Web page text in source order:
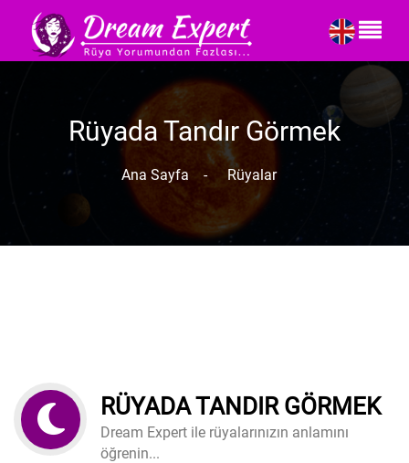
Rüyada Tandır Görmek
Ana Sayfa - Rüyalar
RÜYADA TANDIR GÖRMEK
Dream Expert ile rüyalarınızın anlamını
öğrenin...